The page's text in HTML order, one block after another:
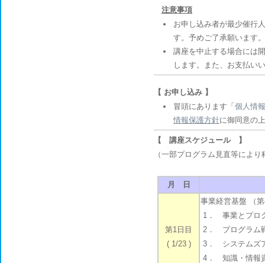
注意事項
お申し込み者が最少催行
す。予めご了承願います。
講座を中止する場合には
します。また、お支払い
【 お申し込み 】
冒頭にあります「 個人情
情報保護方針に御同意の
【 講座スケジュール 】
（一部プログラム見直等によ
月 日
第1日目
( 1/23 )
事業経営基盤 （
1． 事業とプロ
2． プログラム
3． システムズ
4． 知識・情報